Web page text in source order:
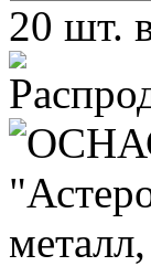
20 шт.